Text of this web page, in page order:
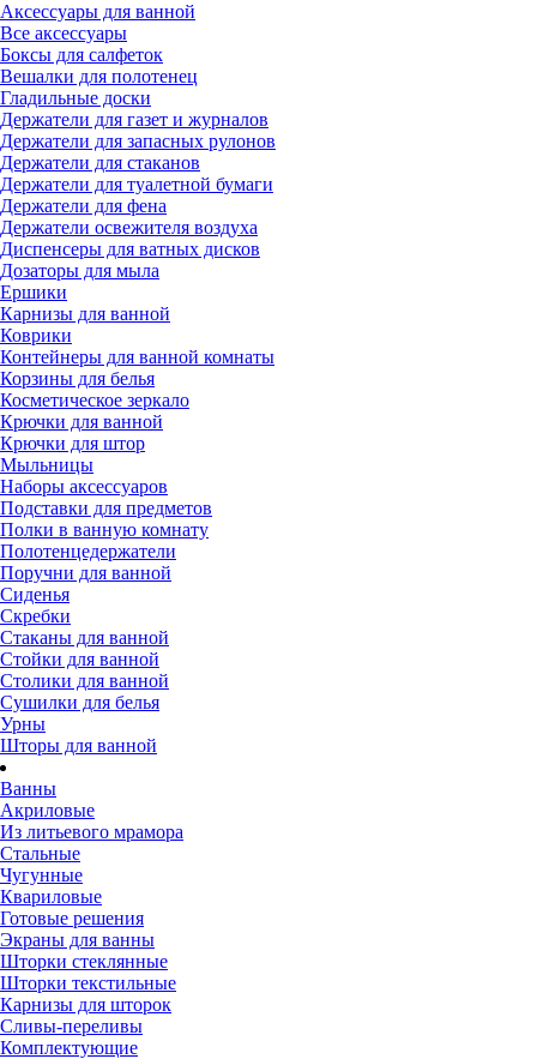
Аксессуары для ванной
Все аксессуары
Боксы для салфеток
Вешалки для полотенец
Гладильные доски
Держатели для газет и журналов
Держатели для запасных рулонов
Держатели для стаканов
Держатели для туалетной бумаги
Держатели для фена
Держатели освежителя воздуха
Диспенсеры для ватных дисков
Дозаторы для мыла
Ершики
Карнизы для ванной
Коврики
Контейнеры для ванной комнаты
Корзины для белья
Косметическое зеркало
Крючки для ванной
Крючки для штор
Мыльницы
Наборы аксессуаров
Подставки для предметов
Полки в ванную комнату
Полотенцедержатели
Поручни для ванной
Сиденья
Скребки
Стаканы для ванной
Стойки для ванной
Столики для ванной
Сушилки для белья
Урны
Шторы для ванной
Ванны
Акриловые
Из литьевого мрамора
Стальные
Чугунные
Квариловые
Готовые решения
Экраны для ванны
Шторки стеклянные
Шторки текстильные
Карнизы для шторок
Сливы-переливы
Комплектующие